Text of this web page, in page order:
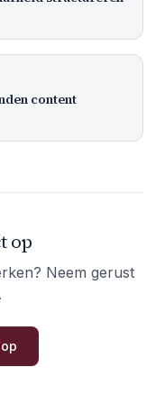
content
op
Neem gerust